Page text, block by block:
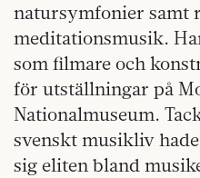
natursymfonier samt
meditationsmusik.
som filmare och
för utställningar på
Nationalmuseum.
svenskt musikliv
sig eliten bland